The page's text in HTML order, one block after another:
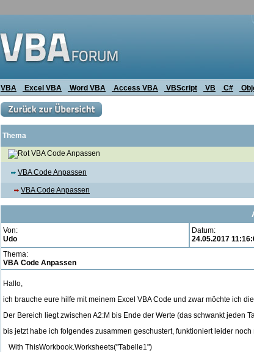
VBA Excel VBA Word VBA Access VBA VBScript VB C#
Thema
VBA Code Anpassen
VBA Code Anpassen
VBA Code Anpassen
Von:
Udo
Datum:
24.05.2017
Thema:
VBA Code Anpassen
Hallo,
ich brauche eure hilfe mit meinem Excel VBA Code und zwar möchte ich
Der Bereich liegt zwischen A2:M bis Ende der Werte (das schwankt jeden
bis jetzt habe ich folgendes zusammen geschustert, funktioniert leider noch
With ThisWorkbook.Worksheets("Tabelle1")